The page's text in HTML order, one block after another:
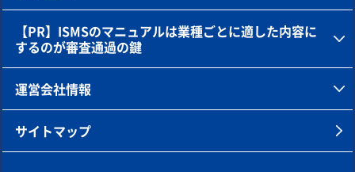
【PR】ISMSのマニュアルは業種ごとに適した内容に
するのが審査通過の鍵
運営会社情報
サイトマップ